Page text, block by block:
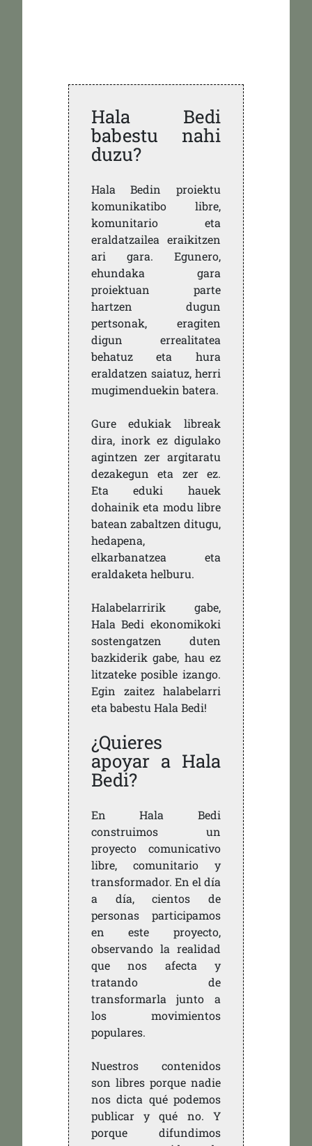
Hala Bedi
babestu nahi
duzu?
Hala Bedin proiektu
komunikatibo libre,
komunitario eta
eraldatzailea eraikitzen
ari gara. Egunero,
ehundaka gara
proiektuan parte
hartzen dugun
pertsonak, eragiten
digun errealitatea
behatuz eta hura
eraldatzen saiatuz, herri
mugimenduekin batera.
Gure edukiak libreak
dira, inork ez digulako
agintzen zer argitaratu
dezakegun eta zer ez.
Eta eduki hauek
dohainik eta modu libre
batean zabaltzen ditugu,
hedapena,
elkarbanatzea eta
eraldaketa helburu.
Halabelarririk gabe,
Hala Bedi ekonomikoki
sostengatzen duten
bazkiderik gabe, hau ez
litzateke posible izango.
Egin zaitez halabelarri
eta babestu Hala Bedi!
¿Quieres
apoyar a Hala
Bedi?
En Hala Bedi
construimos un
proyecto comunicativo
libre, comunitario y
transformador. En el día
a día, cientos de
personas participamos
en este proyecto,
observando la realidad
que nos afecta y
tratando de
transformarla junto a
los movimientos
populares.
Nuestros contenidos
son libres porque nadie
nos dicta qué podemos
publicar y qué no. Y
porque difundimos